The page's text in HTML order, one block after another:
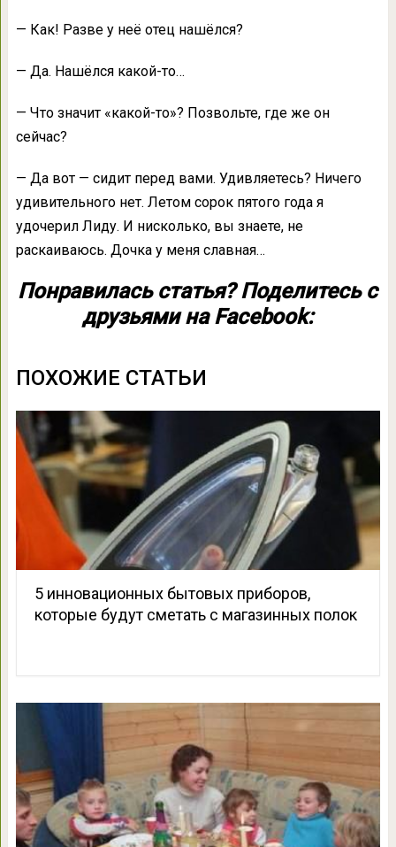
— Как! Разве у неё отец нашёлся?
— Да. Нашёлся какой-то…
— Что значит «какой-то»? Позвольте, где же он
сейчас?
— Да вот — сидит перед вами. Удивляетесь? Ничего
удивительного нет. Летом сорок пятого года я
удочерил Лиду. И нисколько, вы знаете, не
раскаиваюсь. Дочка у меня славная…
Понравилась статья? Поделитесь с
друзьями на Facebook:
ПОХОЖИЕ СТАТЬИ
5 инновационных бытовых приборов,
которые будут сметать с магазинных полок